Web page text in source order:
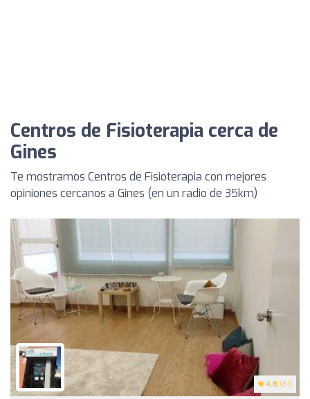
Centros de Fisioterapia cerca de
Gines
Te mostramos Centros de Fisioterapia con mejores
opiniones cercanos a Gines (en un radio de 35km)
4.8 (61)